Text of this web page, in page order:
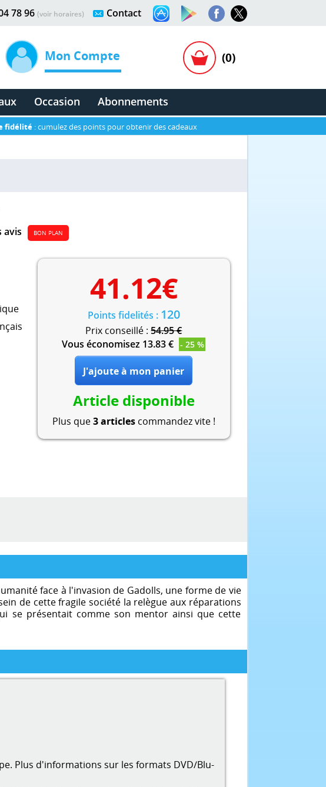
Contact
78 96 (voir horaires)
Mon Compte (0)
Occasion Abonnements
fidélité : cumulez des points pour obtenir des cadeaux
avis BON PLAN
41.12€
Points fidelités : 120
Prix conseillé :54.95 €
Vous économisez 13.83 €
- 25 %
Article disponible
Plus que3 articlescommandez vite !
face à l'invasion de Gadolls, une forme de vie
de cette fragile société la relègue aux réparations
se présentait comme son mentor ainsi que cette
Plus d'informations sur les formats DVD/Blu-